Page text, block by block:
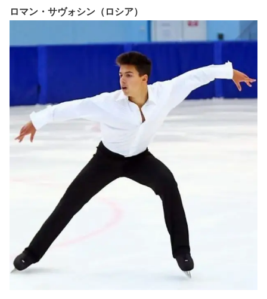
ロマン・サヴォシン（ロシア）